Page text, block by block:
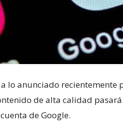
lo anunciado
de alta calidad
de Google.